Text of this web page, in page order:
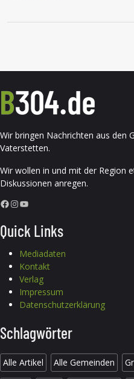
Wir bringen Nachrichten aus den
Vaterstetten.
Wir wollen in und mit der Region
Diskussionen anregen.
Facebook InstagramYouTube
Quick Links
Mediadaten
Kontakt
Verlag
Impressum
Datenschutzerklärung
Schlagwörter
Alle Artikel Alle Gemeinden